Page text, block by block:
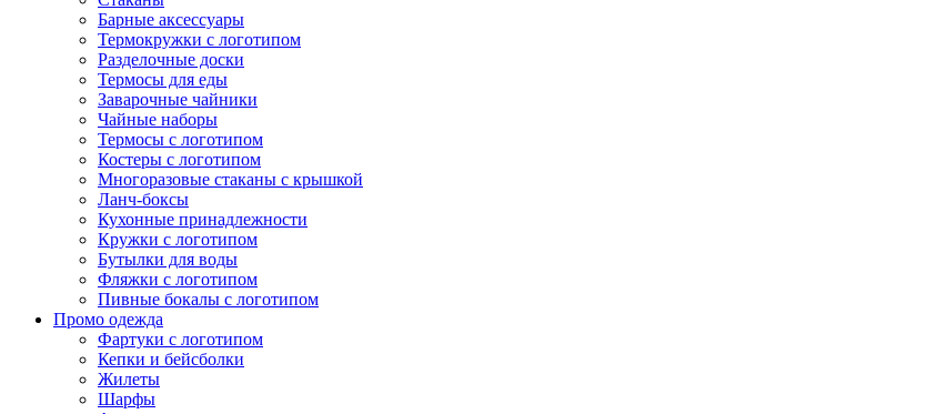
Барные аксессуары
Термокружки с логотипом
Разделочные доски
Термосы для еды
Заварочные чайники
Чайные наборы
Термосы с логотипом
Костеры с логотипом
Многоразовые стаканы с крышкой
Ланч-боксы
Кухонные принадлежности
Кружки с логотипом
Бутылки для воды
Фляжки с логотипом
Пивные бокалы с логотипом
Промо одежда
Фартуки с логотипом
Кепки и бейсболки
Жилеты
Шарфы